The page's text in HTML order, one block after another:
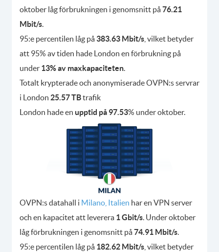
oktober låg förbrukningen i genomsnitt på76.21
Mbit/s.
95:e percentilen låg på 383.63 Mbit/s , vilket betyder
att 95% av tiden hade London en förbrukning på
under 13% av maxkapaciteten.
Totalt krypterade och anonymiserade OVPN:s servrar
i London 25.57 TBtrafik
London hade en upptid på 97.53% under oktober.
OVPN:s datahall i Milano, Italien har en VPN server
och en kapacitet att leverera 1 Gbit/s. Under oktober
låg förbrukningen i genomsnitt på74.91 Mbit/s.
95:e percentilen låg på 182.62 Mbit/s , vilket betyder